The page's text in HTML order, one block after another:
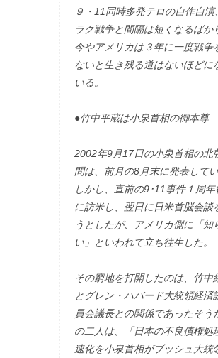
９・11同時多発テロの自作自演
ラク戦争と間隔は短くなるばか
今やアメリカは３年に一度戦争
ないと生き残る道はないほどに
いる。
●竹中平蔵は小泉首相の御本尊
2002年9月17日の小泉首相の北
問は、前月の8月末に発表してい
しかし、直前の9･11事件１周年
に訪米し、翌日に日米首脳会談
うとしたが、アメリカ側に「知
い」といわれて立ち往生した。
その窮地を打開したのは、竹中
とグレン・ハバード大統領経済
員会議長との関係であったそう
の二人は、「日本の不良債権処
速化を小泉首相がブッシュ大統